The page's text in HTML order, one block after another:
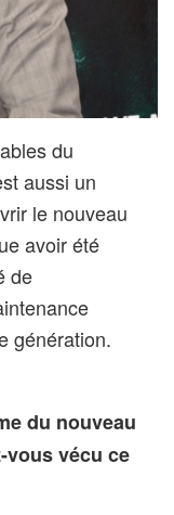
du
aussi un
le nouveau
avoir été
de
génération.
du nouveau
vous vécu ce